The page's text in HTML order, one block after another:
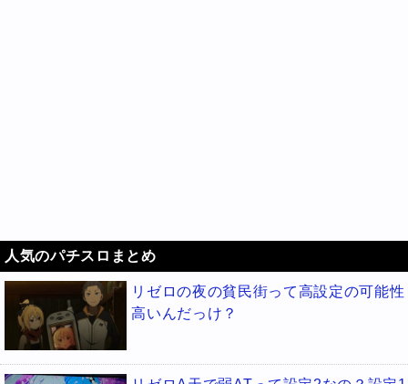
人気のパチスロまとめ
リゼロの夜の貧民街って高設定の可能性
高いんだっけ？